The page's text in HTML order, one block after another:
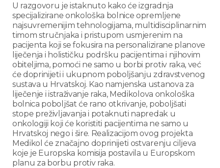
U razgovoru je istaknuto kako će izgradnja
specijalizirane onkološka bolnice opremljene
najsuvremenijim tehnologijama, multidisciplinarnim
timom stručnjaka i pristupom usmjerenim na
pacijenta koji se fokusira na personalizirane planove
liječenja i holističku podršku pacijentima i njihovim
obiteljima, pomoći ne samo u borbi protiv raka, već
će doprinijeti i ukupnom poboljšanju zdravstvenog
sustava u Hrvatskoj. Kao namjenska ustanova za
liječenje i istraživanje raka, Medikolova onkološka
bolnica poboljšat će rano otkrivanje, poboljšati
stope preživljavanja i potaknuti napredak u
onkologiji koji će koristiti pacijentima ne samo u
Hrvatskoj nego i šire. Realizacijom ovog projekta
Medikol će značajno doprinijeti ostvarenju ciljeva
koje je Europska komisija postavila u Europskom
planu za borbu protiv raka.